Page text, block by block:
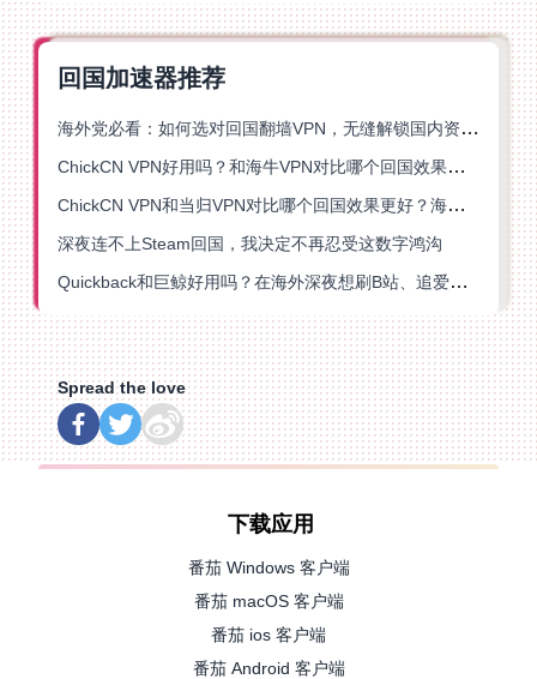
回国加速器推荐
海外党必看：如何选对回国翻墙VPN，无缝解锁国内资源？
ChickCN VPN好用吗？和海牛VPN对比哪个回国效果更好？
ChickCN VPN和当归VPN对比哪个回国效果更好？海外党亲测后选了它
深夜连不上Steam回国，我决定不再忍受这数字鸿沟
Quickback和巨鲸好用吗？在海外深夜想刷B站、追爱奇艺的你，或许正需要这份答案
Spread the love
下载应用
番茄 Windows 客户端
番茄 macOS 客户端
番茄 ios 客户端
番茄 Android 客户端